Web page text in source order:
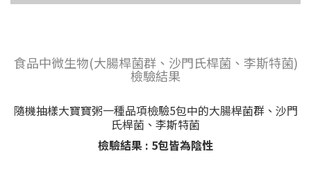
食品中微生物(大腸桿菌群、沙門氏桿菌、李斯特菌)
檢驗結果
隨機抽樣大寶寶粥一種品項檢驗5包中的大腸桿菌群、沙門
氏桿菌、李斯特菌
檢驗結果 : 5包皆為陰性